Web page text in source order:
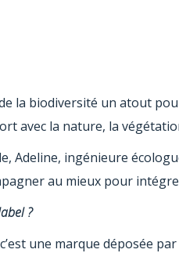
la biodiversité un atout
avec la nature, la
Adeline, ingénieure
au mieux pour
?
c’est une marque déposée